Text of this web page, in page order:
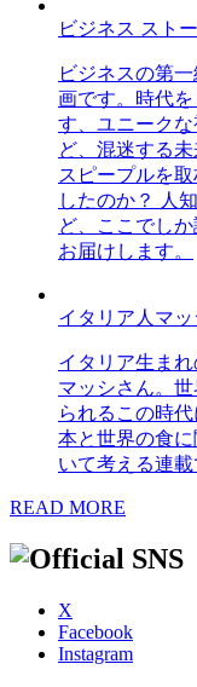
ビジネス スト
ビジネスの第
画です。時代
す、ユニーク
ど、混迷する
スピープルを
したのか？ 人
ど、ここでし
お届けします。
イタリア人マッ
イタリア生ま
マッシさん。
られるこの時
本と世界の食
いて考える連載
READ MORE
X
Facebook
Instagram